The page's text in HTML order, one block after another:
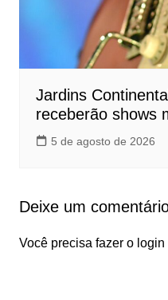
Jardins
receberão shows
5 de agosto de 2026
Deixe um
Você precisa fazer o login